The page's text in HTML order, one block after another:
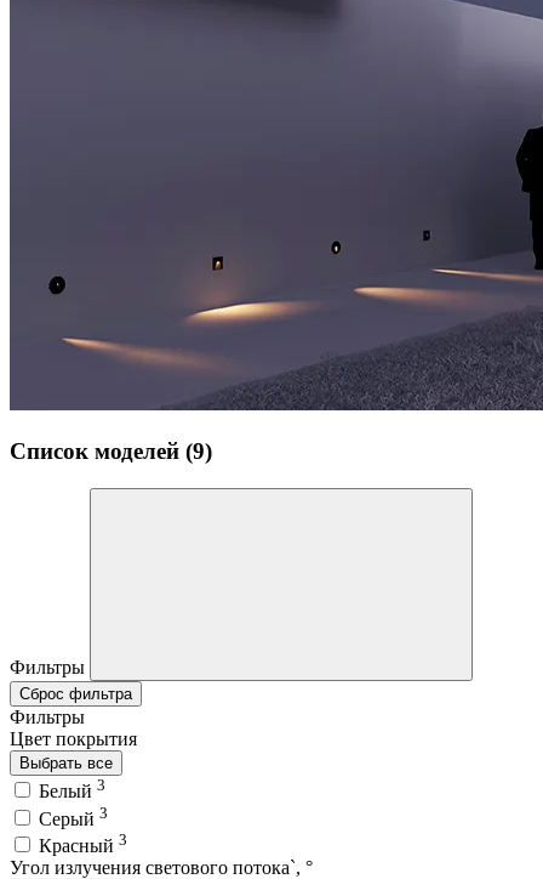
Список моделей (9)
Фильтры
Сброс фильтра
Фильтры
Цвет покрытия
Выбрать все
Белый 3
Серый 3
Красный 3
Угол излучения светового потока`, °